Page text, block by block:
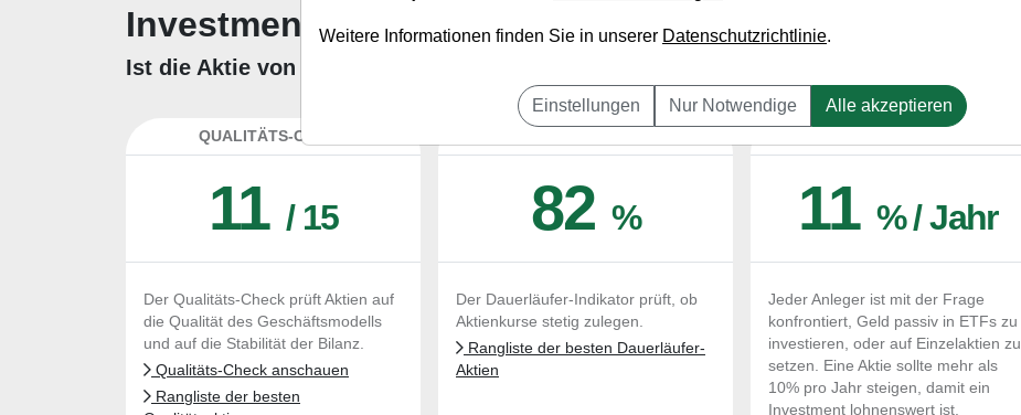
Investment-Check: Kaufempfehlung?
Ist die Aktie von Northern Trust zum Kaufen und Liegenlassen geeignet?
QUALITÄTS-CHECK
11 / 15
Der Qualitäts-Check prüft Aktien auf
die Qualität des Geschäftsmodells
und auf die Stabilität der Bilanz.
Qualitäts-Check anschauen
Rangliste der besten
82 %
Der Dauerläufer-Indikator prüft, ob
Aktienkurse stetig zulegen.
Rangliste der besten Dauerläufer-
Aktien
11 % / Jahr
Jeder Anleger ist mit der Frage
konfrontiert, Geld passiv in ETFs zu
investieren, oder auf Einzelaktien zu
setzen. Eine Aktie sollte mehr als
10% pro Jahr steigen, damit ein
Investment lohnenswert ist.
Weitere Informationen finden Sie in unserer Datenschutzrichtlinie.
Einstellungen Nur Notwendige Alle akzeptieren